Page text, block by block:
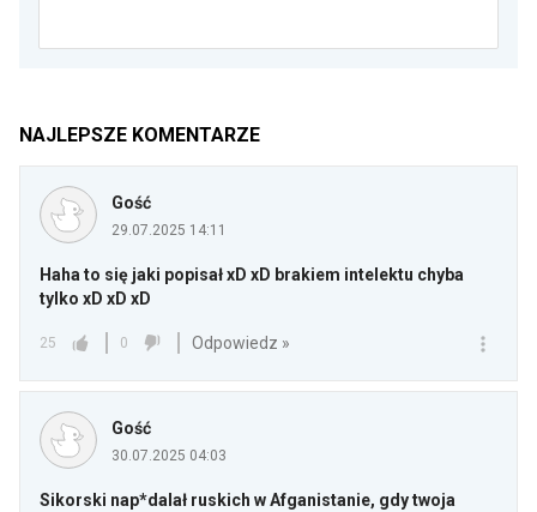
NAJLEPSZE KOMENTARZE
Gość
29.07.2025 14:11
Haha to się jaki popisał xD xD brakiem intelektu chyba
tylko xD xD xD
25 0 Odpowiedz »
Gość
30.07.2025 04:03
Sikorski nap*dalał ruskich w Afganistanie, gdy twoja